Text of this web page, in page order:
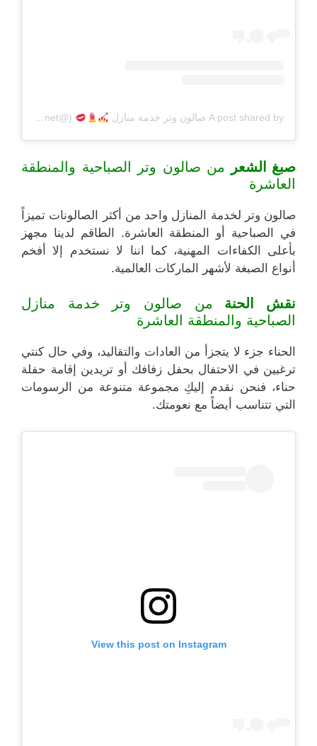
A post shared by صالون وتر خدمة منازل (@beautyq8net)
صبغ الشعر من صالون وتر الصباحية والمنطقة
العاشرة
صالون وتر لخدمة المنازل واحد من أكثر الصالونات تميزاً
في الصباحية أو المنطقة العاشرة. الطاقم لدينا مجهز
بأعلى الكفاءات المهنية، كما اننا لا نستخدم إلا أفخم
أنواع الصبغة لأشهر الماركات العالمية.
نقش الحنة من صالون وتر خدمة منازل
الصباحية والمنطقة العاشرة
الحناء جزء لا يتجزأ من العادات والتقاليد، وفي حال كنتي
ترغبين في الاحتفال بحفل زفافك أو تريدين إقامة حفلة
حناء، فنحن نقدم إليكِ مجموعة متنوعة من الرسومات
التي تتناسب أيضاً مع نعومتك.
View this post on Instagram